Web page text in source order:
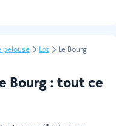
pelouse Lot Le Bourg
Bourg : tout ce